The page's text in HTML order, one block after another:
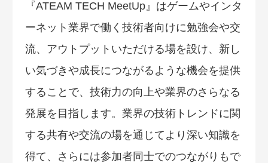
『ATEAM TECH MeetUp』はゲームやインタ
ーネット業界で働く技術者向けに勉強会や交
流、アウトプットいただける場を設け、新し
い気づきや成長につながるような機会を提供
することで、技術力の向上や業界のさらなる
発展を目指します。業界の技術トレンドに関
する共有や交流の場を通じてより深い知識を
得て、さらには参加者同士でのつながりもで